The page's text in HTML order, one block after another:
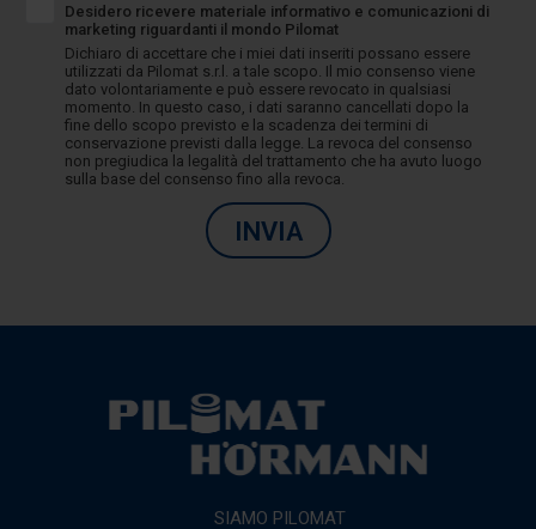
Desidero ricevere materiale informativo e comunicazioni di
marketing riguardanti il mondo Pilomat
Dichiaro di accettare che i miei dati inseriti possano essere
utilizzati da Pilomat s.r.l. a tale scopo. Il mio consenso viene
dato volontariamente e può essere revocato in qualsiasi
momento. In questo caso, i dati saranno cancellati dopo la
fine dello scopo previsto e la scadenza dei termini di
conservazione previsti dalla legge. La revoca del consenso
non pregiudica la legalità del trattamento che ha avuto luogo
sulla base del consenso fino alla revoca.
INVIA
SIAMO PILOMAT